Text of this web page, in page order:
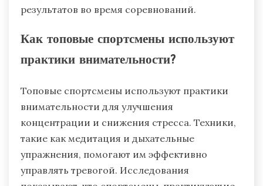
результатов во время соревнований.
Как топовые спортсмены используют
практики внимательности?
Топовые спортсмены используют практики
внимательности для улучшения
концентрации и снижения стресса. Техники,
такие как медитация и дыхательные
упражнения, помогают им эффективно
управлять тревогой. Исследования